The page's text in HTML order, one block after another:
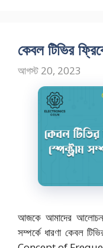
k
কেবল টিভির
আগস্ট 20, 2023
আজকে আমাদের আলোচনার
সম্পর্কে ধারণা কেবল